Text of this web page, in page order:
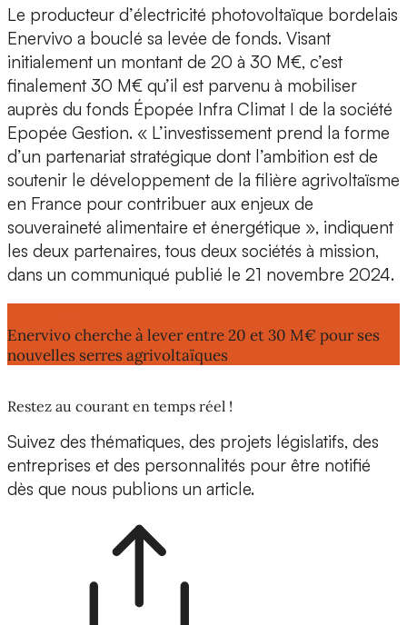
Le producteur d’électricité photovoltaïque bordelais
Enervivo a bouclé sa levée de fonds. Visant
initialement un montant de 20 à 30 M€, c’est
finalement 30 M€ qu’il est parvenu à mobiliser
auprès du fonds Épopée Infra Climat I de la société
Epopée Gestion. « L’investissement prend la forme
d’un partenariat stratégique dont l’ambition est de
soutenir le développement de la filière agrivoltaïsme
en France pour contribuer aux enjeux de
souveraineté alimentaire et énergétique », indiquent
les deux partenaires, tous deux sociétés à mission,
dans un communiqué publié le 21 novembre 2024.
Enervivo cherche à lever entre 20 et 30 M€ pour ses
nouvelles serres agrivoltaïques
Restez au courant en temps réel !
Suivez des thématiques, des projets législatifs, des
entreprises et des personnalités pour être notifié
dès que nous publions un article.